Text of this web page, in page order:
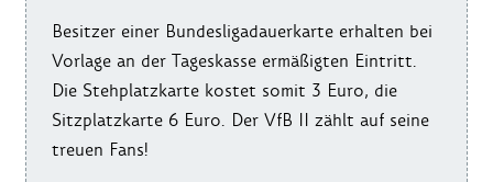
Besitzer einer Bundesligadauerkarte erhalten bei
Vorlage an der Tageskasse ermäßigten Eintritt.
Die Stehplatzkarte kostet somit 3 Euro, die
Sitzplatzkarte 6 Euro. Der VfB II zählt auf seine
treuen Fans!